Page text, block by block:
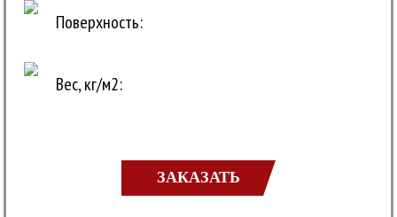
Поверхность:
Вес, кг/м2:
ЗАКАЗАТЬ